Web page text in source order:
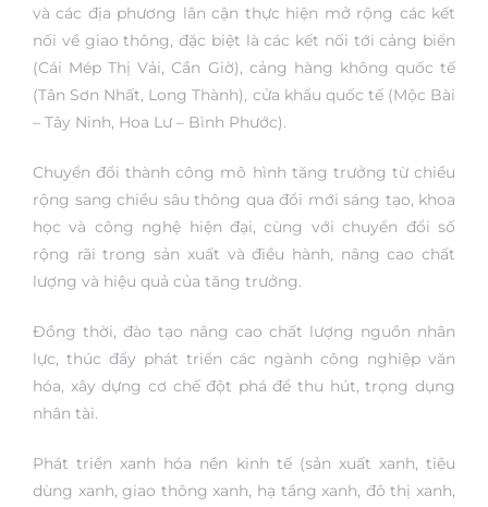
và các địa phương lân cận thực hiện mở rộng các kết
nối về giao thông, đặc biệt là các kết nối tới cảng biển
(Cái Mép Thị Vải, Cần Giờ), cảng hàng không quốc tế
(Tân Sơn Nhất, Long Thành), cửa khẩu quốc tế (Mộc Bài
– Tây Ninh, Hoa Lư – Bình Phước).
Chuyển đổi thành công mô hình tăng trưởng từ chiều
rộng sang chiều sâu thông qua đổi mới sáng tạo, khoa
học và công nghệ hiện đại, cùng với chuyển đổi số
rộng rãi trong sản xuất và điều hành, nâng cao chất
lượng và hiệu quả của tăng trưởng.
Đồng thời, đào tạo nâng cao chất lượng nguồn nhân
lực, thúc đẩy phát triển các ngành công nghiệp văn
hóa, xây dựng cơ chế đột phá để thu hút, trọng dụng
nhân tài.
Phát triển xanh hóa nền kinh tế (sản xuất xanh, tiêu
dùng xanh, giao thông xanh, hạ tầng xanh, đô thị xanh,